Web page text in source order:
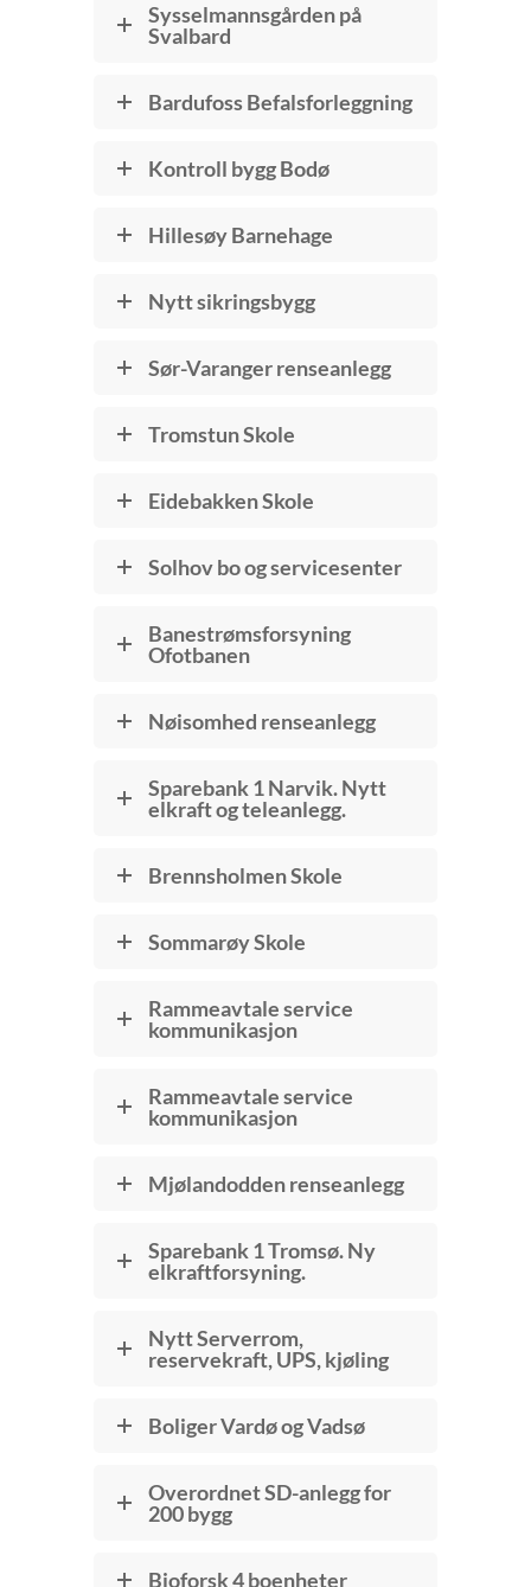
Sysselmannsgården på
Svalbard
Bardufoss Befalsforleggning
Kontroll bygg Bodø
Hillesøy Barnehage
Nytt sikringsbygg
Sør-Varanger renseanlegg
Tromstun Skole
Eidebakken Skole
Solhov bo og servicesenter
Banestrømsforsyning
Ofotbanen
Nøisomhed renseanlegg
Sparebank 1 Narvik. Nytt
elkraft og teleanlegg.
Brennsholmen Skole
Sommarøy Skole
Rammeavtale service
kommunikasjon
Rammeavtale service
kommunikasjon
Mjølandodden renseanlegg
Sparebank 1 Tromsø. Ny
elkraftforsyning.
Nytt Serverrom,
reservekraft, UPS, kjøling
Boliger Vardø og Vadsø
Overordnet SD-anlegg for
200 bygg
Bioforsk 4 boenheter